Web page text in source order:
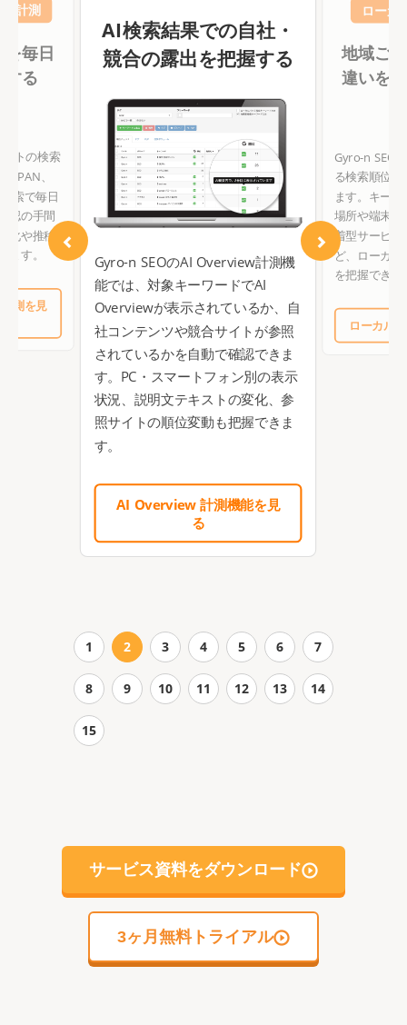
計測
毎日
する
トの検索
、
索で毎日
認の手間
化や推移
ます。
測を見
AI検索結果での自社・
競合の露出を把握する
Gyro-n SEOのAI Overview計測機
能では、対象キーワードでAI
Overviewが表示されているか、自
社コンテンツや競合サイトが参照
されているかを自動で確認できま
す。PC・スマートフォン別の表示
状況、説明文テキストの変化、参
照サイトの順位変動も把握できま
す。
AI Overview 計測機能を見
る
ローカ
地域ご
違いを
Gyro-n SEO
る検索順位
ます。キー
場所や端末環
着型サービ
ど、ローカル
を把握できま
ローカル
1 2 3 4 5 6 7
8 9 10 11 12 13 14
15
サービス資料をダウンロード
3ヶ月無料トライアル